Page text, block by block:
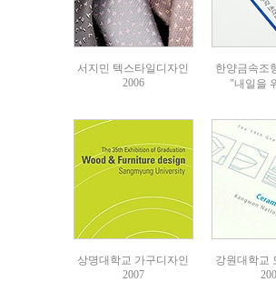
서지민 텍스타일디자인
2006
한양금속조
"내일을
상명대학교 가구디자인
2007
강원대학교